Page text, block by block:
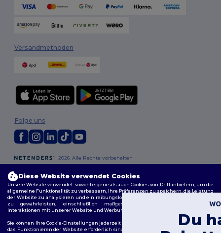
Versandmethoden
2026. Alle Rechte vorbehalten
Datenschutzbestimmungen|Cookie-Richtlinie|
Folge uns
Berlin| Hamburg|München | Köln| Frankfurt
Stuttgart| Düsseldorf| Bremen
Diese Website verwendet Cookies
Unsere Website verwendet sowohl eigene als auch Cookies von Drittanbietern, um die
allgemeine Funktionalität zu verbessern, Ihre Präferenzen zu speichern, die Leistung
der Website zu analysieren und ein reibungsloses und personalisiertes Surferlebnis
zu gewährleisten, einschließlich maßgeschneidertem Inhalt, optimierten
Interaktionen mit unserer Website und Werbung.
Sie können Ihre Cookie-Einstellungen jederzeit verwalten. Essenzielle Cookies, die für
das Funktionieren der Website erforderlich sind, können nicht deaktiviert werden, da
Du hast 10€